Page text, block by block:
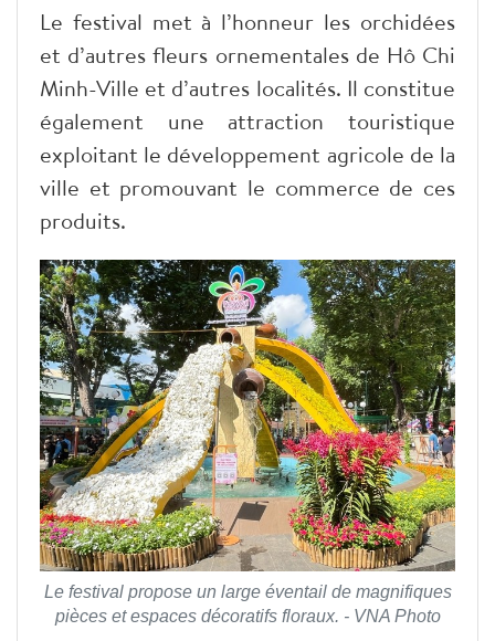
Le festival met à l’honneur les orchidées
et d’autres fleurs ornementales de Hô Chi
Minh-Ville et d’autres localités. Il constitue
également une attraction touristique
exploitant le développement agricole de la
ville et promouvant le commerce de ces
produits.
Le festival propose un large éventail de magnifiques
pièces et espaces décoratifs floraux. - VNA Photo